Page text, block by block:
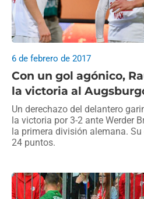
Con un gol agónico,
la victoria al
6 de febrero de 2017
Un derechazo del delantero
la victoria por 3-2 ante Werder
la primera división alemana.
24 puntos.